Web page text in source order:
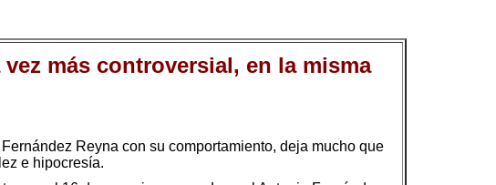
más controversial, en la misma
Reyna con su comportamiento, deja mucho que
e hipocresía.